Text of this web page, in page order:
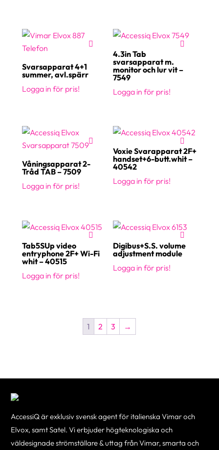
Svarsapparat 4+1
summer, avl.spärr
Logga in för pris!
4.3in Tab
svarsapparat m.
monitor och lur vit –
7549
Logga in för pris!
Våningsapparat 2-
Tråd TAB – 7509
Logga in för pris!
Voxie Svarapparat 2F+
handset+6-butt.whit –
40542
Logga in för pris!
Tab5SUp video
entryphone 2F+ Wi-Fi
whit – 40515
Logga in för pris!
Digibus+S.S. volume
adjustment module
Logga in för pris!
1 2 3 →
AccessiQ är exklusiv svensk agent för italienska Vimar och
Elvox, samt Satel. Vi erbjuder högteknologiska och
väldesignade strömställare & uttag från Vimar, smarta och